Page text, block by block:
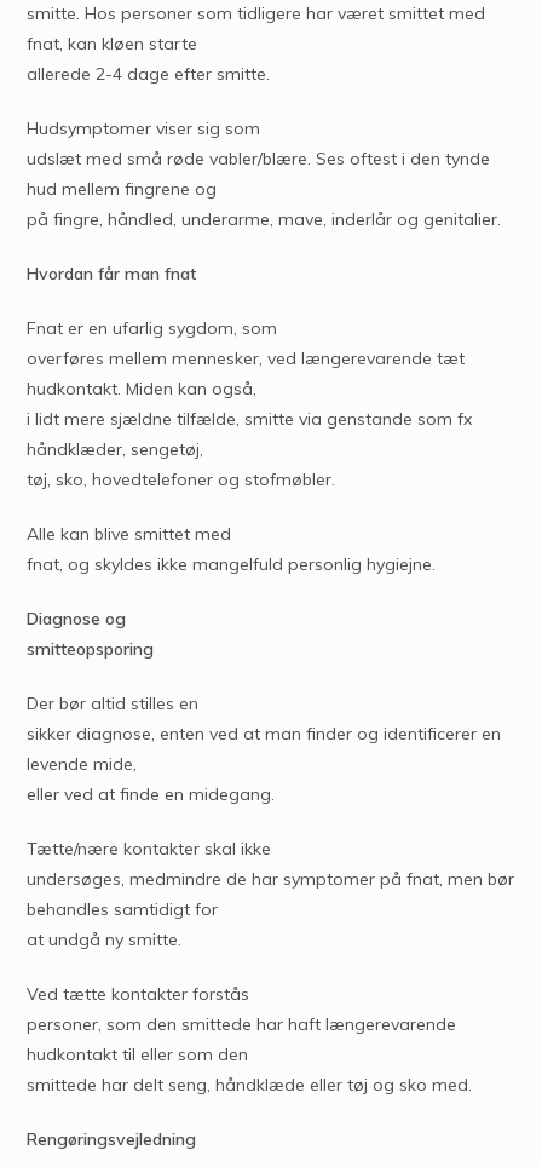
smitte. Hos personer som tidligere har været smittet med
fnat, kan kløen starte
allerede 2-4 dage efter smitte.
Hudsymptomer viser sig som
udslæt med små røde vabler/blære. Ses oftest i den tynde
hud mellem fingrene og
på fingre, håndled, underarme, mave, inderlår og genitalier.
Hvordan får man fnat
Fnat er en ufarlig sygdom, som
overføres mellem mennesker, ved længerevarende tæt
hudkontakt. Miden kan også,
i lidt mere sjældne tilfælde, smitte via genstande som fx
håndklæder, sengetøj,
tøj, sko, hovedtelefoner og stofmøbler.
Alle kan blive smittet med
fnat, og skyldes ikke mangelfuld personlig hygiejne.
Diagnose og
smitteopsporing
Der bør altid stilles en
sikker diagnose, enten ved at man finder og identificerer en
levende mide,
eller ved at finde en midegang.
Tætte/nære kontakter skal ikke
undersøges, medmindre de har symptomer på fnat, men bør
behandles samtidigt for
at undgå ny smitte.
Ved tætte kontakter forstås
personer, som den smittede har haft længerevarende
hudkontakt til eller som den
smittede har delt seng, håndklæde eller tøj og sko med.
Rengøringsvejledning